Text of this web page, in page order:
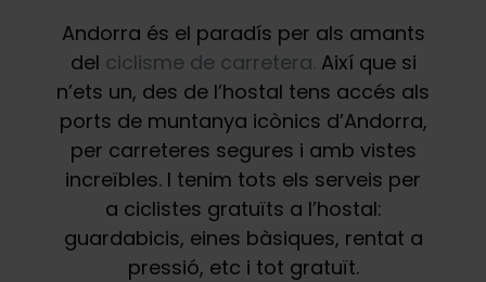
Andorra és el paradís per als amants
del ciclisme de carretera. Així que si
n’ets un, des de l’hostal tens accés als
ports de muntanya icònics d’Andorra,
per carreteres segures i amb vistes
increïbles. I tenim tots els serveis per
a ciclistes gratuïts a l’hostal:
guardabicis, eines bàsiques, rentat a
pressió, etc i tot gratuït.